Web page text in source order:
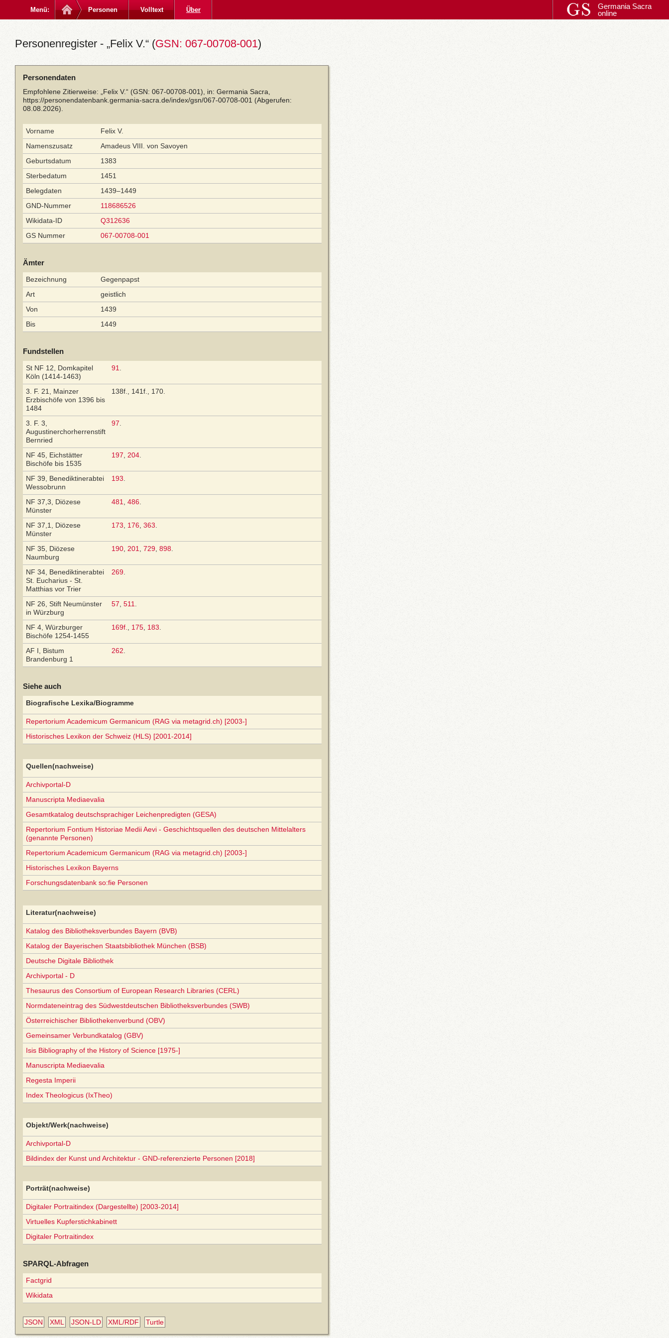
Menü: Personen Volltext Über
Germania Sacra
online
Personenregister - „Felix V.“ (GSN: 067-00708-001)
Personendaten
Empfohlene Zitierweise: „Felix V.“ (GSN: 067-00708-001), in: Germania Sacra,
https://personendatenbank.germania-sacra.de/index/gsn/067-00708-001 (Abgerufen:
08.08.2026).
Vorname
Felix V.
Namenszusatz
Amadeus VIII. von Savoyen
Geburtsdatum
1383
Sterbedatum
1451
Belegdaten
1439–1449
GND-Nummer
118686526
Wikidata-ID
Q312636
GS Nummer
067-00708-001
Ämter
Bezeichnung
Gegenpapst
Art
geistlich
Von
1439
Bis
1449
Fundstellen
St NF 12, Domkapitel
Köln (1414-1463)
91
3. F. 21, Mainzer
Erzbischöfe von 1396 bis
1484
138f., 141f., 170.
3. F. 3,
Augustinerchorherrenstift
Bernried
97
NF 45, Eichstätter
Bischöfe bis 1535
197 204
NF 39, Benediktinerabtei
Wessobrunn
193
NF 37,3, Diözese
Münster
481 486
NF 37,1, Diözese
Münster
173 176 363
NF 35, Diözese
Naumburg
190 201 729 898
NF 34, Benediktinerabtei
St. Eucharius - St.
Matthias vor Trier
269
NF 26, Stift Neumünster
in Würzburg
57 511
NF 4, Würzburger
Bischöfe 1254-1455
169f. 175 183
AF I, Bistum
Brandenburg 1
262
Siehe auch
Biografische Lexika/Biogramme
Repertorium Academicum Germanicum (RAG via metagrid.ch) [2003-]
Historisches Lexikon der Schweiz (HLS) [2001-2014]
Quellen(nachweise)
Archivportal-D
Manuscripta Mediaevalia
Gesamtkatalog deutschsprachiger Leichenpredigten (GESA)
Repertorium Fontium Historiae Medii Aevi - Geschichtsquellen des deutschen Mittelalters
(genannte Personen)
Repertorium Academicum Germanicum (RAG via metagrid.ch) [2003-]
Historisches Lexikon Bayerns
Forschungsdatenbank so:fie Personen
Literatur(nachweise)
Katalog des Bibliotheksverbundes Bayern (BVB)
Katalog der Bayerischen Staatsbibliothek München (BSB)
Deutsche Digitale Bibliothek
Archivportal - D
Thesaurus des Consortium of European Research Libraries (CERL)
Normdateneintrag des Südwestdeutschen Bibliotheksverbundes (SWB)
Österreichischer Bibliothekenverbund (OBV)
Gemeinsamer Verbundkatalog (GBV)
Isis Bibliography of the History of Science [1975-]
Manuscripta Mediaevalia
Regesta Imperii
Index Theologicus (IxTheo)
Objekt/Werk(nachweise)
Archivportal-D
Bildindex der Kunst und Architektur - GND-referenzierte Personen [2018]
Porträt(nachweise)
Digitaler Portraitindex (Dargestellte) [2003-2014]
Virtuelles Kupferstichkabinett
Digitaler Portraitindex
SPARQL-Abfragen
Factgrid
Wikidata
JSON XML JSON-LD XML/RDF Turtle